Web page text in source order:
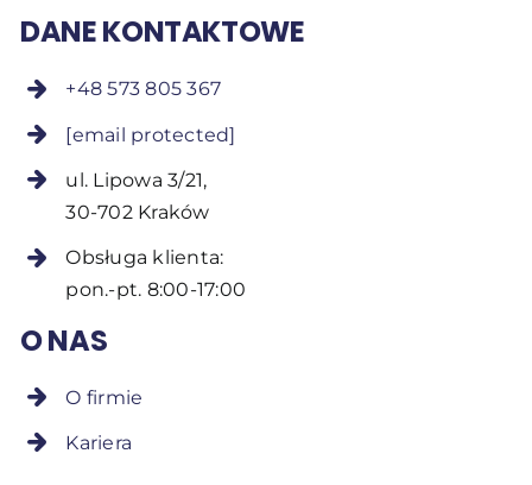
DANE KONTAKTOWE
+48 573 805 367
[email protected]
ul. Lipowa 3/21,
30-702 Kraków
Obsługa klienta:
pon.-pt. 8:00-17:00
O NAS
O firmie
Kariera